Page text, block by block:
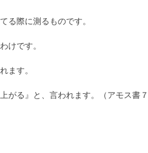
る際に測るものです。
けです。
ます。
がる』と、言われます。（アモス書７